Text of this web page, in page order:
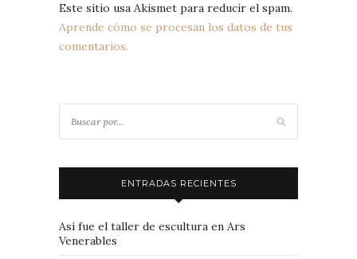
Este sitio usa Akismet para reducir el spam.
Aprende cómo se procesan los datos de tus
comentarios.
ENTRADAS RECIENTES
Así fue el taller de escultura en Ars
Venerables